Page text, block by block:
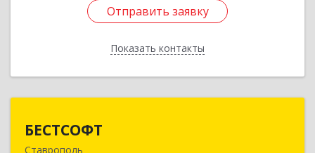
Отправить заявку
Показать контакты
Отправить заявку
Назад
БЕСТСОФТ
Ставрополь